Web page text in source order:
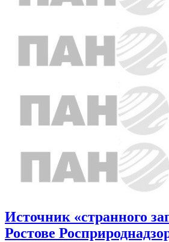
Источник «странного
Ростове